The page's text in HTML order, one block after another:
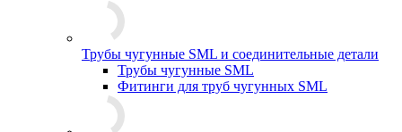
Трубы чугунные SML и соединительные детали
Трубы чугунные SML
Фитинги для труб чугунных SML